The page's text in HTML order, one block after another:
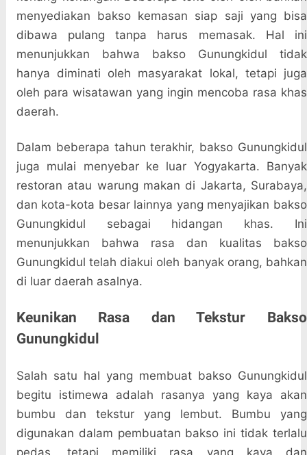
menyediakan bakso kemasan siap saji yang bisa
dibawa pulang tanpa harus memasak. Hal ini
menunjukkan bahwa bakso Gunungkidul tidak
hanya diminati oleh masyarakat lokal, tetapi juga
oleh para wisatawan yang ingin mencoba rasa khas
daerah.
Dalam beberapa tahun terakhir, bakso Gunungkidul
juga mulai menyebar ke luar Yogyakarta. Banyak
restoran atau warung makan di Jakarta, Surabaya,
dan kota-kota besar lainnya yang menyajikan bakso
Gunungkidul sebagai hidangan khas. Ini
menunjukkan bahwa rasa dan kualitas bakso
Gunungkidul telah diakui oleh banyak orang, bahkan
di luar daerah asalnya.
Keunikan Rasa dan Tekstur Bakso
Gunungkidul
Salah satu hal yang membuat bakso Gunungkidul
begitu istimewa adalah rasanya yang kaya akan
bumbu dan tekstur yang lembut. Bumbu yang
digunakan dalam pembuatan bakso ini tidak terlalu